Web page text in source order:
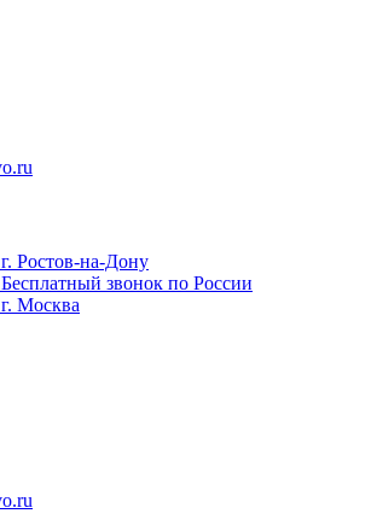
г. Ростов-на-Дону
Бесплатный звонок по России
г. Москва